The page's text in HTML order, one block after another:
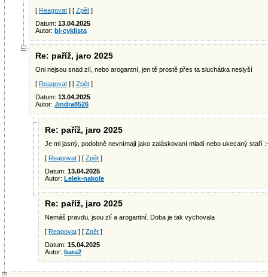
[ Reagovat ] [ Zpět ]
Datum: 13.04.2025
Autor: bi-cyklista
Re: paříž, jaro 2025
Oni nejsou snad zlí, nebo arogantní, jen tě prostě přes ta sluchátka neslyší
[ Reagovat ] [ Zpět ]
Datum: 13.04.2025
Autor: Jindra8526
Re: paříž, jaro 2025
Je mi jasný, podobně nevnímají jako zaláskovaní mladí nebo ukecaný staří
[ Reagovat ] [ Zpět ]
Datum: 13.04.2025
Autor: Lelek-nakole
Re: paříž, jaro 2025
Nemáš pravdu, jsou zlí a arogantní. Doba je tak vychovala
[ Reagovat ] [ Zpět ]
Datum: 15.04.2025
Autor: bara2